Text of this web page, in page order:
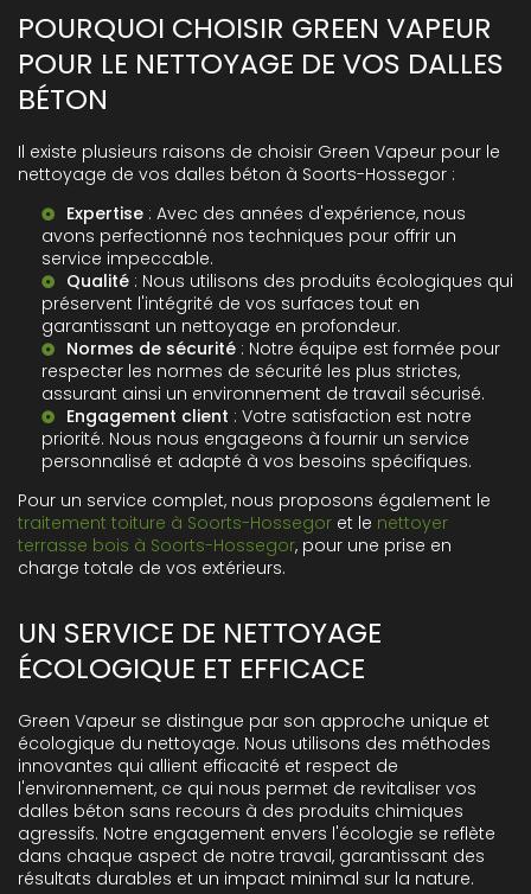
POURQUOI CHOISIR GREEN VAPEUR
POUR LE NETTOYAGE DE VOS DALLES
BÉTON
Il existe plusieurs raisons de choisir Green Vapeur pour le
nettoyage de vos dalles béton à Soorts-Hossegor :
Expertise : Avec des années d'expérience, nous
avons perfectionné nos techniques pour offrir un
service impeccable.
Qualité : Nous utilisons des produits écologiques qui
préservent l'intégrité de vos surfaces tout en
garantissant un nettoyage en profondeur.
Normes de sécurité : Notre équipe est formée pour
respecter les normes de sécurité les plus strictes,
assurant ainsi un environnement de travail sécurisé.
Engagement client : Votre satisfaction est notre
priorité. Nous nous engageons à fournir un service
personnalisé et adapté à vos besoins spécifiques.
Pour un service complet, nous proposons également le
traitement toiture à Soorts-Hossegor et le nettoyer
terrasse bois à Soorts-Hossegor, pour une prise en
charge totale de vos extérieurs.
UN SERVICE DE NETTOYAGE
ÉCOLOGIQUE ET EFFICACE
Green Vapeur se distingue par son approche unique et
écologique du nettoyage. Nous utilisons des méthodes
innovantes qui allient efficacité et respect de
l'environnement, ce qui nous permet de revitaliser vos
dalles béton sans recours à des produits chimiques
agressifs. Notre engagement envers l'écologie se reflète
dans chaque aspect de notre travail, garantissant des
résultats durables et un impact minimal sur la nature.